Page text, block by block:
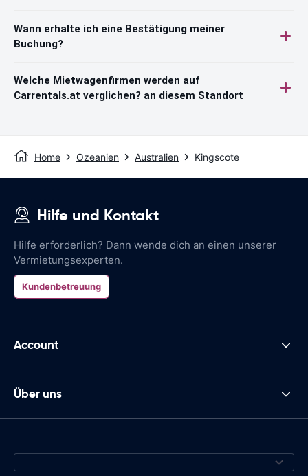
Wann erhalte ich eine Bestätigung meiner
Buchung?
Welche Mietwagenfirmen werden auf
Carrentals.at verglichen? an diesem Standort
Home Ozeanien Australien Kingscote
Hilfe und Kontakt
Hilfe erforderlich? Dann wende dich an einen unserer
Vermietungsexperten.
Kundenbetreuung
Account
Über uns